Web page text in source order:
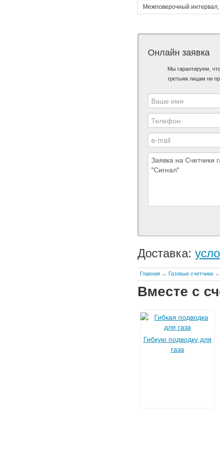
Межповерочный интервал,
Онлайн заявка
Мы гарантируем,
третьим лицам ни
Доставка:
Главная → Газовые счетчики
Вместе с
Гибкую подводку для
газа